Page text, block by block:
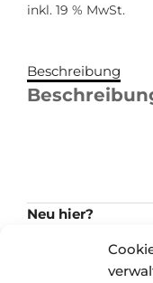
inkl. 19 % MwSt.
Beschreibung
Neu hier?
Es ist ganz
Wähle die Anzahl